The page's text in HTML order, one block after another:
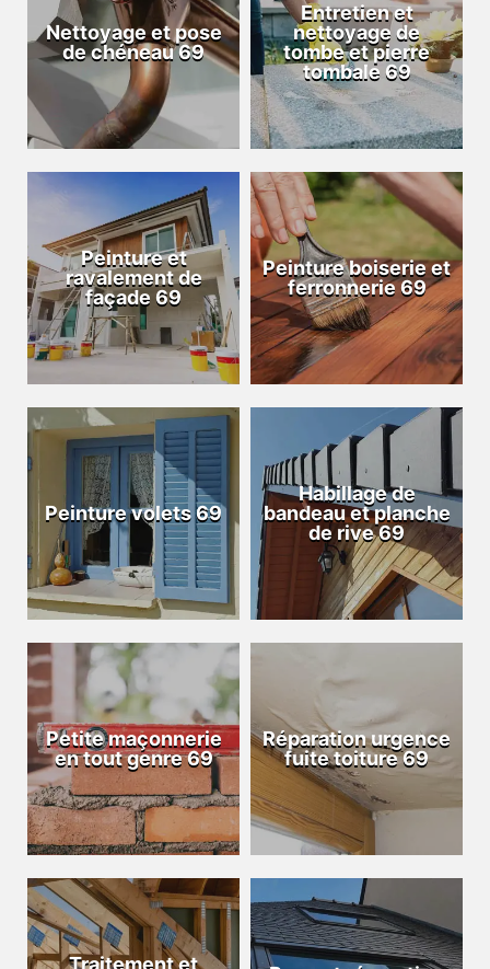
Nettoyage et pose
de chéneau 69
Entretien et
nettoyage de
tombe et pierre
tombale 69
Peinture et
ravalement de
façade 69
Peinture boiserie et
ferronnerie 69
Peinture volets 69
Habillage de
bandeau et planche
de rive 69
Petite maçonnerie
en tout genre 69
Réparation urgence
fuite toiture 69
Traitement et